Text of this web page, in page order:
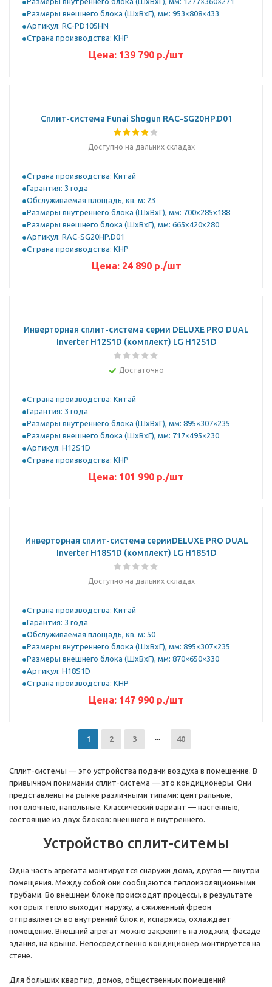
Размеры внешнего блока (ШхВхГ), мм: 953×808×433
Артикул: RC-PD105HN
Страна производства: КНР
Цена: 139 790 р./шт
Сплит-система Funai Shogun RAC-SG20HP.D01
Доступно на дальних складах
Страна производства: Китай
Гарантия: 3 года
Обслуживаемая площадь, кв. м: 23
Размеры внутреннего блока (ШхВхГ), мм: 700x285x188
Размеры внешнего блока (ШхВхГ), мм: 665x420x280
Артикул: RAC-SG20HP.D01
Страна производства: КНР
Цена: 24 890р./шт
Инверторная сплит-система серии DELUXE PRO DUAL
Inverter H12S1D (комплект) LG H12S1D
Достаточно
Страна производства: Китай
Гарантия: 3 года
Размеры внутреннего блока (ШхВхГ), мм: 895×307×235
Размеры внешнего блока (ШхВхГ), мм: 717×495×230
Артикул: H12S1D
Страна производства: КНР
Цена: 101 990 р./шт
Инверторная сплит-система серииDELUXE PRO DUAL
Inverter H18S1D (комплект) LG H18S1D
Доступно на дальних складах
Страна производства: Китай
Гарантия: 3 года
Обслуживаемая площадь, кв. м: 50
Размеры внутреннего блока (ШхВхГ), мм: 895×307×235
Размеры внешнего блока (ШхВхГ), мм: 870×650×330
Артикул: H18S1D
Страна производства: КНР
Цена: 147 990 р./шт
1 2 3 40
Сплит-системы — это устройства подачи воздуха в помещение. В
привычном понимании сплит-система — это кондиционеры. Они
представлены на рынке различными типами: центральные,
потолочные, напольные. Классический вариант — настенные,
состоящие из двух блоков: внешнего и внутреннего.
Устройство сплит-ситемы
Одна часть агрегата монтируется снаружи дома, другая — внутри
помещения. Между собой они сообщаются теплоизоляционными
трубами. Во внешнем блоке происходят процессы, в результате
которых тепло выходит наружу, а сжиженный фреон
отправляется во внутренний блок и, испаряясь, охлаждает
помещение. Внешний агрегат можно закрепить на лоджии, фасаде
здания, на крыше. Непосредственно кондиционер монтируется на
стене.
Для больших квартир, домов, общественных помещений